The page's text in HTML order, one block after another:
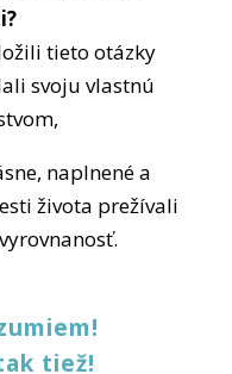
tieto otázky
svoju vlastnú
naplnené a
života prežívali
tiež!